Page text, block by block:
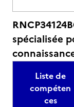
spécialisée
Liste de
compéten
ces